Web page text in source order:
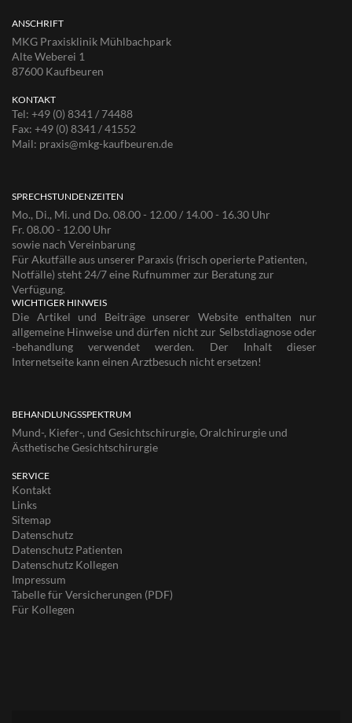
ANSCHRIFT
MKG Praxisklinik Mühlbachpark
Alte Weberei 1
87600 Kaufbeuren
KONTAKT
Tel: +49 (0) 8341 / 74488
Fax: +49 (0) 8341 / 41552
Mail: praxis@mkg-kaufbeuren.de
SPRECHSTUNDENZEITEN
Mo., Di., Mi. und Do. 08.00 - 12.00 / 14.00 - 16.30 Uhr
Fr. 08.00 - 12.00 Uhr
sowie nach Vereinbarung
Für Akutfälle aus unserer Paraxis (frisch operierte Patienten,
Notfälle) steht 24/7 eine Rufnummer zur Beratung zur
Verfügung.
WICHTIGER HINWEIS
Die Artikel und Beiträge unserer Website enthalten nur
allgemeine Hinweise und dürfen nicht zur Selbstdiagnose oder
-behandlung verwendet werden. Der Inhalt dieser
Internetseite kann einen Arztbesuch nicht ersetzen!
BEHANDLUNGSSPEKTRUM
Mund-, Kiefer-, und Gesichtschirurgie, Oralchirurgie und
Ästhetische Gesichtschirurgie
SERVICE
Kontakt
Links
Sitemap
Datenschutz
Datenschutz Patienten
Datenschutz Kollegen
Impressum
Tabelle für Versicherungen (PDF)
Für Kollegen